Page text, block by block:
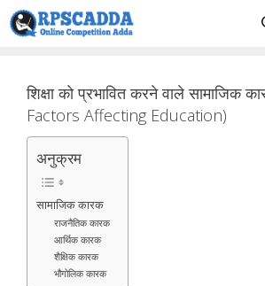
Skip
to
शिक्षा को प्रभावित करने वाले सामाजिक
Factors Affecting Education)
अनुक्रम
सामाजिक कारक
राजनैतिक कारक
आर्थिक कारक
शैक्षिक कारक
भौगोलिक कारक